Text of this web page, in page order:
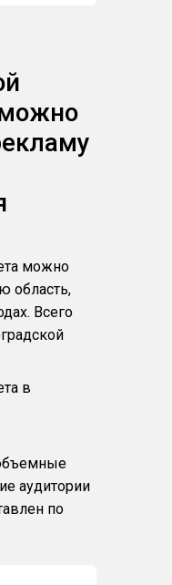
можно
область,
Всего
в
аудитории
по